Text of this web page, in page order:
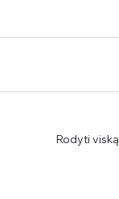
Rodyti viską